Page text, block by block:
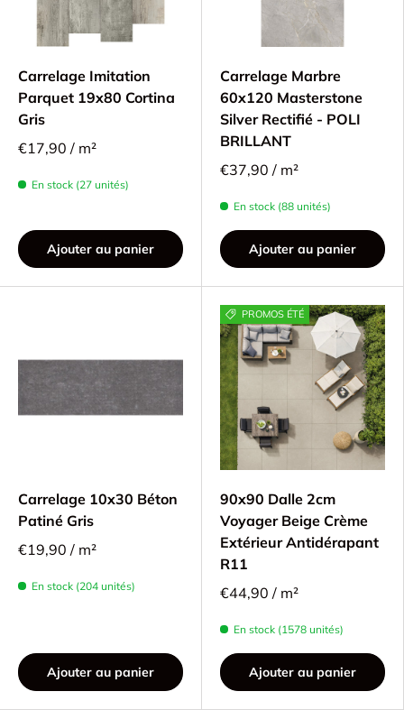
Carrelage Imitation
Parquet 19x80 Cortina
Gris
€17,90 / m²
En stock (27 unités)
Ajouter au panier
Carrelage Marbre
60x120 Masterstone
Silver Rectifié - POLI
BRILLANT
€37,90 / m²
En stock (88 unités)
Ajouter au panier
Carrelage 10x30 Béton
Patiné Gris
€19,90 / m²
En stock (204 unités)
Ajouter au panier
PROMOS ÉTÉ
90x90 Dalle 2cm
Voyager Beige Crème
Extérieur Antidérapant
R11
€44,90 / m²
En stock (1578 unités)
Ajouter au panier